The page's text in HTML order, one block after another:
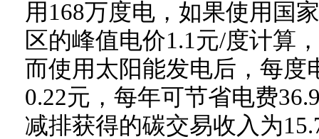
用168万度电，如果使用国
区的峰值电价1.1元/度计算
而使用太阳能发电后，每度
0.22元，每年可节省电费
减排获得的碳交易收入为